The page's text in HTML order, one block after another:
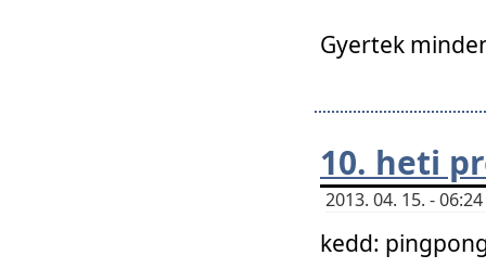
Gyertek
10. heti
2013. 04. 15. -
kedd: